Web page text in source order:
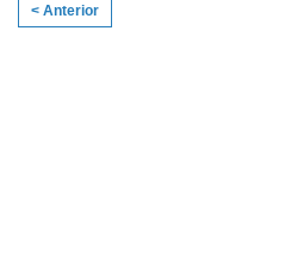
< Anterior